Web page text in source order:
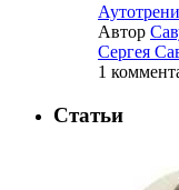
Автор
Сергея
1
Статьи